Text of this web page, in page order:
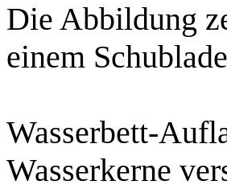
Die Abbildung
einem
Wasserbett-
Wasserkerne